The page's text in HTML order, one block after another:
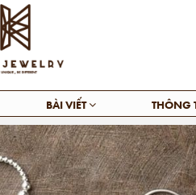
BÀI VIẾT THÔNG